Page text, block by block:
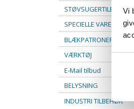
Vi
STØVSUGERTILBEHØR
SPECIELLE VARER
BLÆKPATRONER
VÆRKTØJ
E-Mail tilbud
BELYSNING
INDUSTRI TILBEHØR